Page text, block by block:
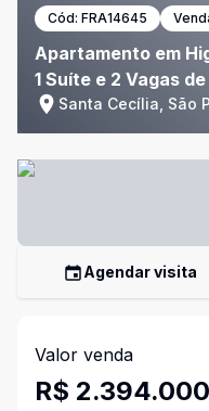
Cód: FRA14645
Apartamento em
1 Suíte e 2 Vagas
Santa Cecília, São
Agendar visita
Valor venda
R$